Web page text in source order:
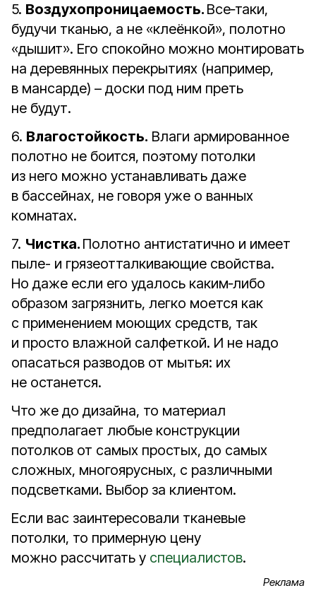
5. Воздухопроницаемость. Все‑таки,
будучи тканью, а не «клеёнкой», полотно
«дышит». Его спокойно можно монтировать
на деревянных перекрытиях (например,
в мансарде) – доски под ним преть
не будут.
6. Влагостойкость. Влаги армированное
полотно не боится, поэтому потолки
из него можно устанавливать даже
в бассейнах, не говоря уже о ванных
комнатах.
7. Чистка. Полотно антистатично и имеет
пыле- и грязеотталкивающие свойства.
Но даже если его удалось каким‑либо
образом загрязнить, легко моется как
с применением моющих средств, так
и просто влажной салфеткой. И не надо
опасаться разводов от мытья: их
не останется.
Что же до дизайна, то материал
предполагает любые конструкции
потолков от самых простых, до самых
сложных, многоярусных, с различными
подсветками. Выбор за клиентом.
Если вас заинтересовали тканевые
потолки, то примерную цену
можно рассчитать у специалистов.
Реклама